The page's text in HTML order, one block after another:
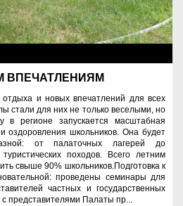
ВПЕЧАТЛЕНИЯМ
и новых впечатлений для всех
стали для них не только веселыми, но
регионе запускается масштабная
оздоровления школьников. Она будет
от палаточных лагерей до
походов. Всего летним
свыше 90% школьников.Подготовка к
проведены семинары для
частных и государственных
представителями Палаты пр...